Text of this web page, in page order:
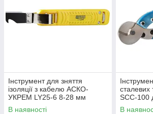
Інструмент для зняття
ізоляції з кабелю АСКО-
УКРЕМ LY25-6 8-28 мм
(A0170010035)
В наявності
SCC-100
В